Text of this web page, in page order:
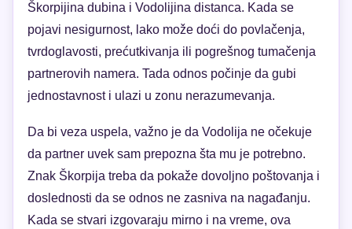
Škorpijina dubina i Vodolijina distanca. Kada se
pojavi nesigurnost, lako može doći do povlačenja,
tvrdoglavosti, prećutkivanja ili pogrešnog tumačenja
partnerovih namera. Tada odnos počinje da gubi
jednostavnost i ulazi u zonu nerazumevanja.
Da bi veza uspela, važno je da Vodolija ne očekuje
da partner uvek sam prepozna šta mu je potrebno.
Znak Škorpija treba da pokaže dovoljno poštovanja i
doslednosti da se odnos ne zasniva na nagađanju.
Kada se stvari izgovaraju mirno i na vreme, ova